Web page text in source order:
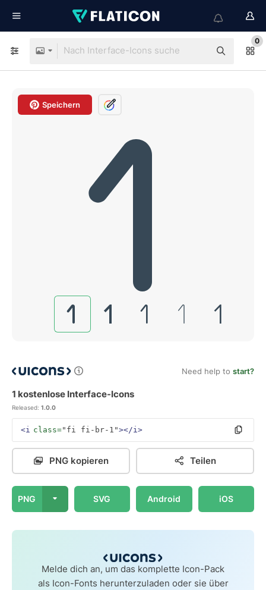
0
Speichern
Need help to start?
1 kostenlose Interface-Icons
Released: 1.0.0
<i class="fi fi-br-1"></i>
PNG kopieren Teilen
PNG SVG Android iOS
Melde dich an, um das komplette Icon-Pack
als Icon-Fonts herunterzuladen oder sie über